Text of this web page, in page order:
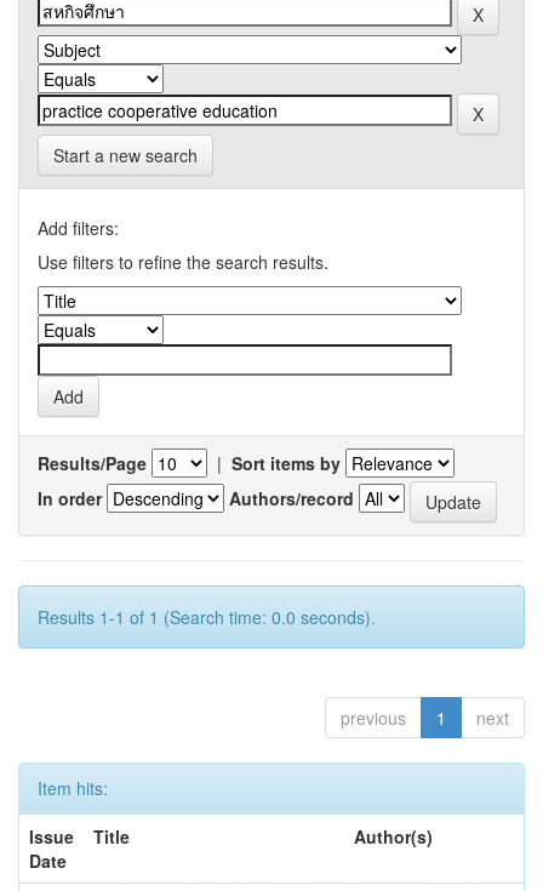
Start a new search
Add filters:
Use filters to refine the search results.
Results/Page | Sort items by
In order
Authors/record
Results 1-1 of 1 (Search time: 0.0 seconds).
previous 1 next
Item hits:
Issue
Date
Title Author(s)